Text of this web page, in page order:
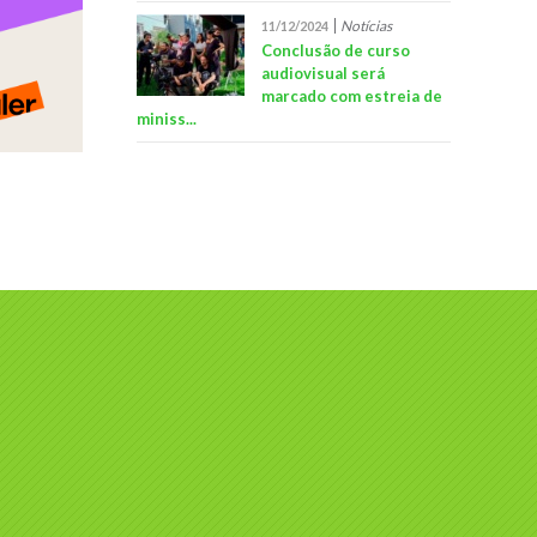
11/12/2024 Notícias
Conclusão de curso
audiovisual será
marcado com estreia de
miniss...